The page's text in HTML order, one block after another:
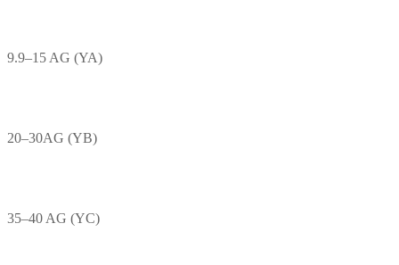
9.9–15 AG (YA)
20–30AG (YB)
35–40 AG (YC)